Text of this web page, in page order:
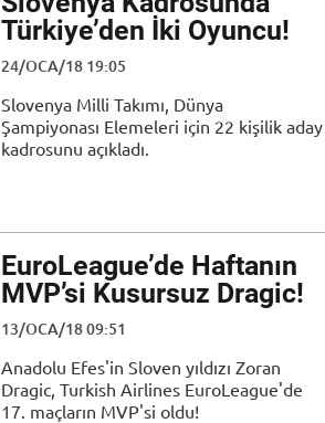
Türkiye’den İki Oyuncu!
24/OCA/18 19:05
Slovenya Milli Takımı, Dünya
Şampiyonası Elemeleri için 22 kişilik aday
kadrosunu açıkladı.
EuroLeague’de Haftanın
MVP’si Kusursuz Dragic!
13/OCA/18 09:51
Anadolu Efes'in Sloven yıldızı Zoran
Dragic, Turkish Airlines EuroLeague'de
17. maçların MVP'si oldu!